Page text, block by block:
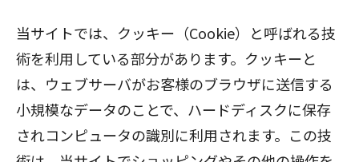
当サイトでは、クッキー（Cookie）と呼ばれる技
術を利用している部分があります。クッキーと
は、ウェブサーバがお客様のブラウザに送信する
小規模なデータのことで、ハードディスクに保存
されコンピュータの識別に利用されます。この技